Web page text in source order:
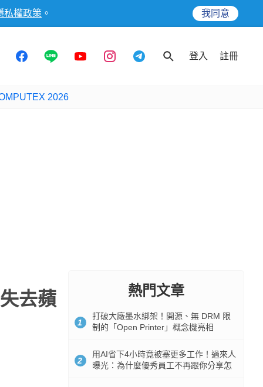
私權政策 。 我同意
登入 註冊
2026
去蘋
熱門文章
1
打破大廠墨水綁架！開源、無 DRM 限
制的「Open Printer」概念機亮相
2
用AI省下4小時竟被塞更多工作！過來人
曝光：為什麼優秀員工不再跟你分享怎